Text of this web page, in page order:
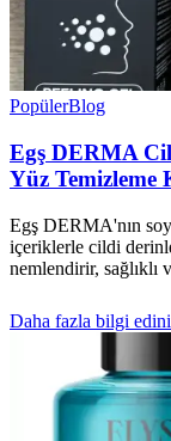
PopülerBlog
Egş DERMA
Yüz Temizleme
Egş DERMA'nın
içeriklerle cildi
nemlendirir, sağlıklı
Daha fazla bilgi